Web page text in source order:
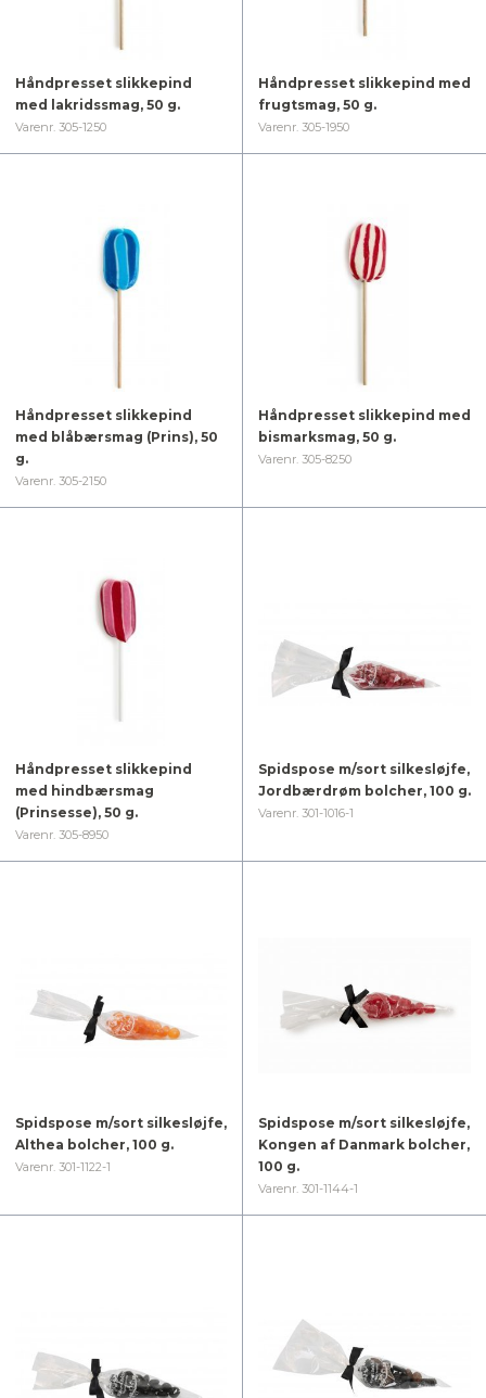
Varenr. 305-1250
Håndpresset slikkepind
med lakridssmag, 50 g.
Varenr. 305-1950
Håndpresset slikkepind med
frugtsmag, 50 g.
Varenr. 305-2150
Håndpresset slikkepind
med blåbærsmag (Prins), 50
g.
Varenr. 305-8250
Håndpresset slikkepind med
bismarksmag, 50 g.
Varenr. 305-8950
Håndpresset slikkepind
med hindbærsmag
(Prinsesse), 50 g.
Varenr. 301-1016-1
Spidspose m/sort silkesløjfe,
Jordbærdrøm bolcher, 100 g.
Varenr. 301-1122-1
Spidspose m/sort silkesløjfe,
Althea bolcher, 100 g.
Varenr. 301-1144-1
Spidspose m/sort silkesløjfe,
Kongen af Danmark bolcher,
100 g.